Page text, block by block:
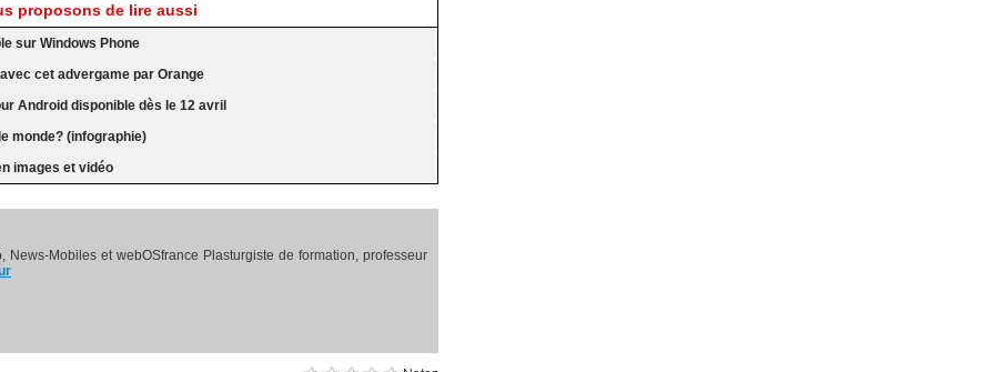
proposons de lire aussi
sur Windows Phone
cet advergame par Orange
Android disponible dès le 12 avril
monde? (infographie)
images et vidéo
News-Mobiles et webOSfrance Plasturgiste de formation, professeur